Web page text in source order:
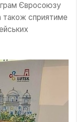
Євросоюзу
також сприятиме